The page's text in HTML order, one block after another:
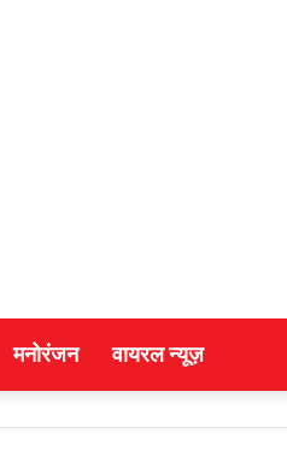
मनोरंजन वायरल न्यूज़